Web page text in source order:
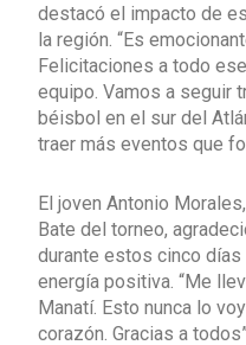
destacó el impacto de
la región. “Es
Felicitaciones a todo
equipo. Vamos a seguir
béisbol en el sur del
traer más eventos que
El joven Antonio
Bate del torneo,
durante estos cinco
energía positiva. “Me
Manatí. Esto nunca lo
corazón. Gracias a todos”.